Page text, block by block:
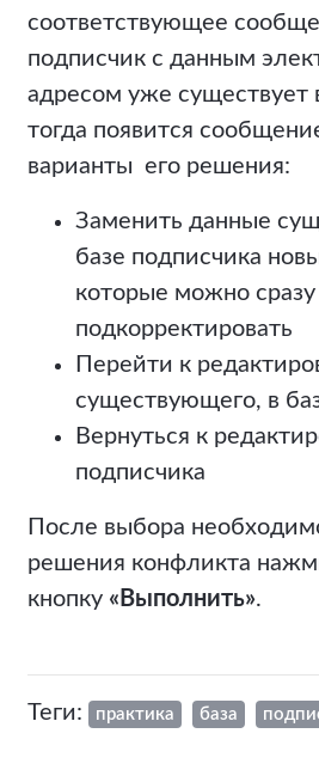
соответствующее
подписчик с данным
адресом уже существует
тогда появится
варианты его решения:
Заменить данные
базе подписчика
которые можно сразу
подкорректировать
Перейти к
существующего, в
Вернуться к
подписчика
После выбора
решения конфликта
кнопку «Выполнить».
Теги: практика база